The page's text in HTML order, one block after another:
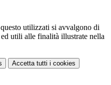
utilizzati si avvalgono di
utili alle finalità illustrate nella
Accetta tutti i cookies